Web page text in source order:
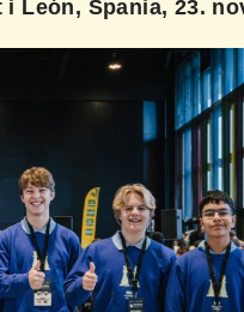
León, Spania, 23.